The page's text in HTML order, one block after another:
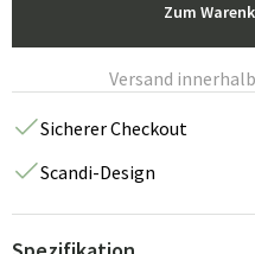
Zum
Versand
Sicherer Checkout
Scandi-Design